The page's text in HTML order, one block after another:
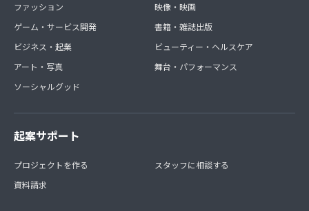
ファッション
ゲーム・サービス開発
ビジネス・起業
アート・写真
ソーシャルグッド
映像・映画
書籍・雑誌出版
ビューティー・ヘルスケア
舞台・パフォーマンス
起案サポート
プロジェクトを作る
資料請求
スタッフに相談する